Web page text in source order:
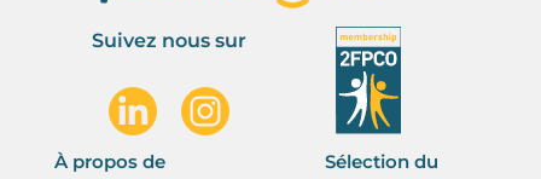
Suivez nous sur
À propos de
Sélection du